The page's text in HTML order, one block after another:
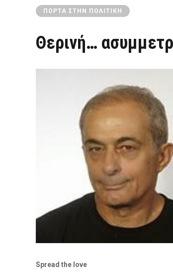
ΠΌΡΤΑ ΣΤΗΝ ΠΟΛΙΤΙΚΉ
Θερινή…
Spread the love